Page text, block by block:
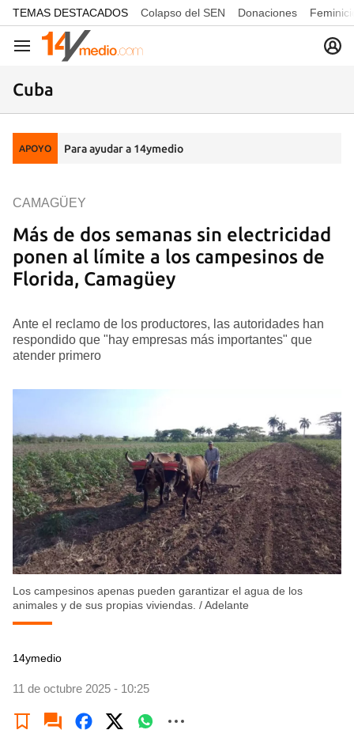
common.go-to-content
TEMAS DESTACADOS Colapso del SEN Donaciones
Navegación
Cuba
APOYO Para ayudar a 14ymedio
Más de dos semanas sin electricidad
ponen al límite a los campesinos de
Florida, Camagüey
CAMAGÜEY
Ante el reclamo de los productores, las autoridades han
respondido que "hay empresas más importantes" que
atender primero
Los campesinos apenas pueden garantizar el agua de los
animales y de sus propias viviendas. /Adelante
14ymedio
11 de octubre 2025 - 10:25